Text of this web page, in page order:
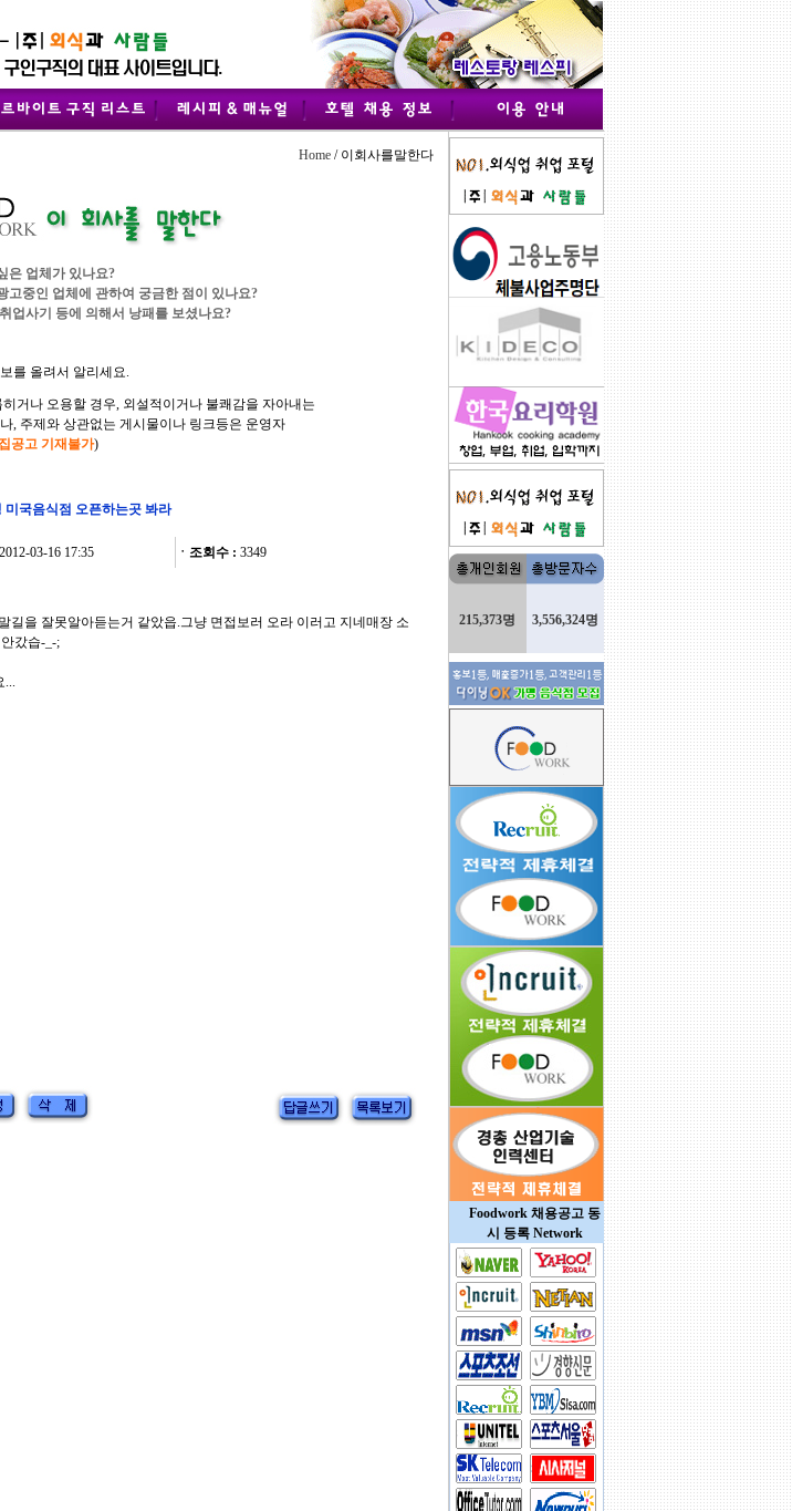
Home/ 이회사를말한다
은 업체가 있나요?
고중인 업체에 관하여 궁금한 점이 있나요?
업사기 등에 의해서 낭패를 보셨나요?
를 올려서 알리세요.
거나 오용할 경우, 외설적이거나 불쾌감을 자아내는
, 주제와 상관없는 게시물이나 링크등은 운영자
공고 기재불가)
미국음식점 오픈하는곳 봐라
2012-03-16 17:35 ㆍ조회수 : 3349
길을 잘못알아듣는거 같았읍.그냥 면접보러 오라 이러고 지네매장 소
갔습-_-;
...
215,373명 3,556,324명
Foodwork 채용공고 동
시 등록 Network